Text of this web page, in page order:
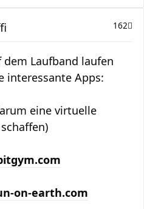
162
dem Laufband laufen
interessante Apps:
eine virtuelle
on-earth.com